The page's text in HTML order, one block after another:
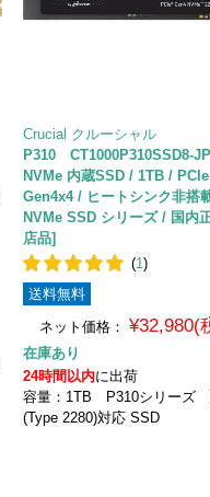
Crucial クルーシャル
P310 CT1000P310SSD8-
NVMe 内蔵SSD / 1TB / PCIe
Gen4x4 / ヒートシンク非搭
NVMe SSD シリーズ / 国内
店品]
(1 )
送料無料
ネット価格： ¥32,980(
在庫あり
24時間以内に出荷
容量：1TB P310シリーズ
(Type 2280)対応 SSD